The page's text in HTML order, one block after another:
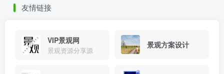
友情链接
VIP景观网
景观资源分享源
景观方案设计